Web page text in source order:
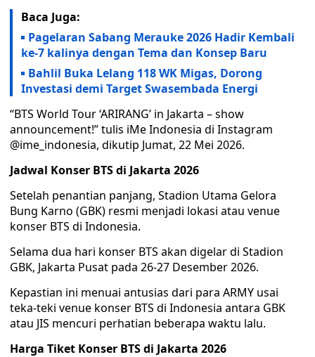
Baca Juga:
Pagelaran Sabang Merauke 2026 Hadir Kembali
ke-7 kalinya dengan Tema dan Konsep Baru
Bahlil Buka Lelang 118 WK Migas, Dorong
Investasi demi Target Swasembada Energi
“BTS World Tour ‘ARIRANG’ in Jakarta – show
announcement!” tulis iMe Indonesia di Instagram
@ime_indonesia, dikutip Jumat, 22 Mei 2026.
Jadwal Konser BTS di Jakarta 2026
Setelah penantian panjang, Stadion Utama Gelora
Bung Karno (GBK) resmi menjadi lokasi atau venue
konser BTS di Indonesia.
Selama dua hari konser BTS akan digelar di Stadion
GBK, Jakarta Pusat pada 26-27 Desember 2026.
Kepastian ini menuai antusias dari para ARMY usai
teka-teki venue konser BTS di Indonesia antara GBK
atau JIS mencuri perhatian beberapa waktu lalu.
Harga Tiket Konser BTS di Jakarta 2026